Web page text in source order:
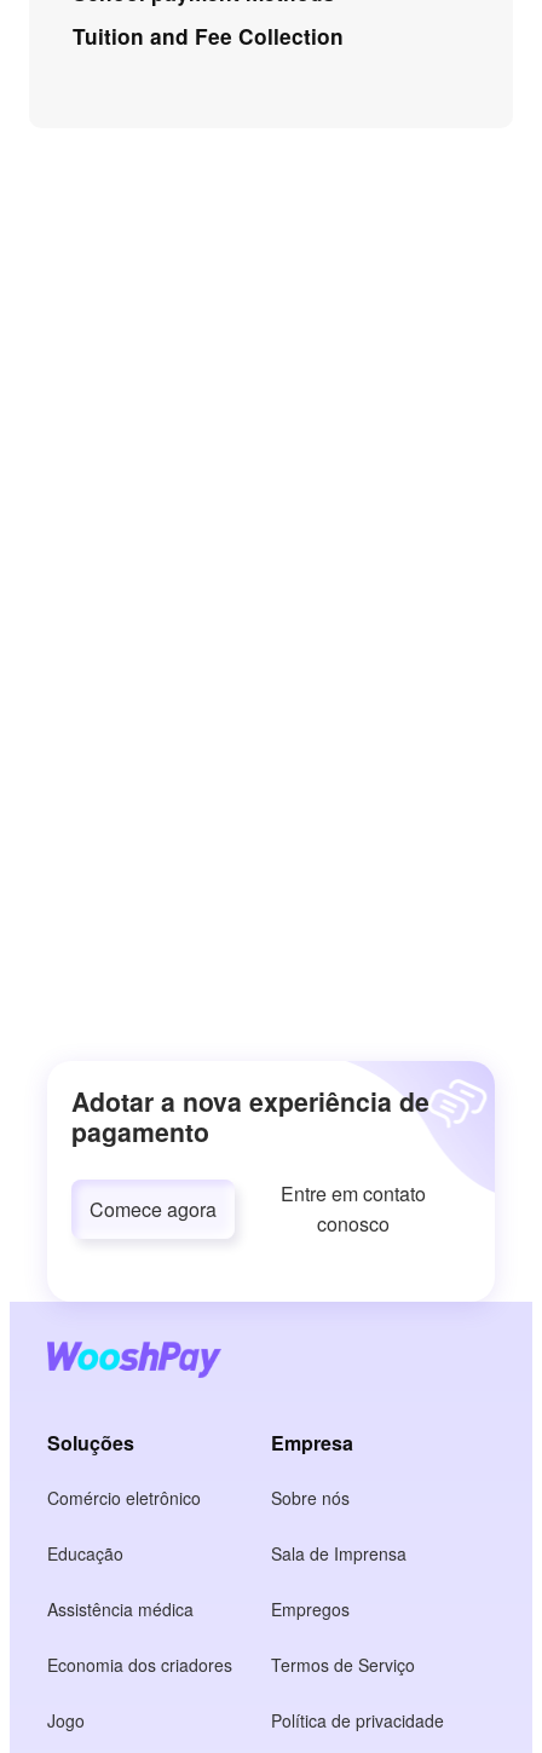
Tuition and Fee Collection
Adotar a nova experiência de
pagamento
Comece agora
Entre em contato
conosco
Soluções
Comércio eletrônico
Educação
Assistência médica
Economia dos criadores
Jogo
Empresa
Sobre nós
Sala de Imprensa
Empregos
Termos de Serviço
Política de privacidade